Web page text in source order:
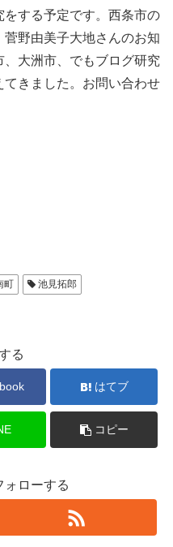
する予定です。西条市の
野由美子大地さんのお知
大洲市、でもブログ研究
きました。お問い合わせ
町
池見拓郎
る
はてブ
コピー
ォローする